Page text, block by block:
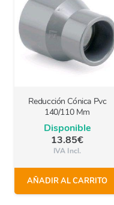
Reducción Cónica Pvc
140/110 Mm
Disponible
13.85€
IVA Incl.
AÑADIR AL CARRITO